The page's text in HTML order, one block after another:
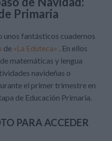
Primaria
unos fantásticos cuadernos
de «La Eduteca» . En ellos
matemáticas y lengua
navideñas o
el primer trimestre en
de Educación Primaria.
PARA ACCEDER